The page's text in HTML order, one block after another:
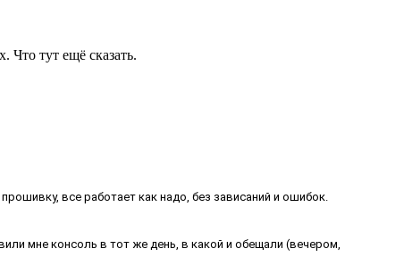
Что тут ещё сказать.
все работает как надо, без зависаний и ошибок.
мне консоль в тот же день, в какой и обещали (вечером,